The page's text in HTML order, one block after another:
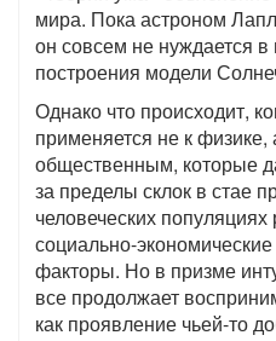
мира. Пока астроном
он совсем не нуждается в
построения модели
Однако что происходит,
применяется не к физике,
общественным, которые
за пределы склок в стае
человеческих
социально-
факторы. Но в призме
все продолжает
как проявление чьей-то